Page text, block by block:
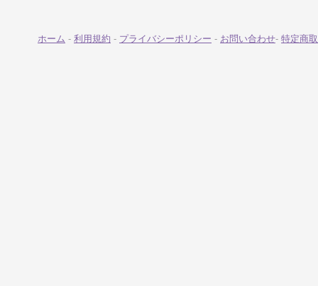
ホーム - 利用規約 - プライバシーポリシー - お問い合わせ- 特定商